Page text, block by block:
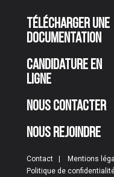
Télécharger une
documentation
Candidature en
ligne
Nous contacter
Nous rejoindre
Contact Mentions
Politique de